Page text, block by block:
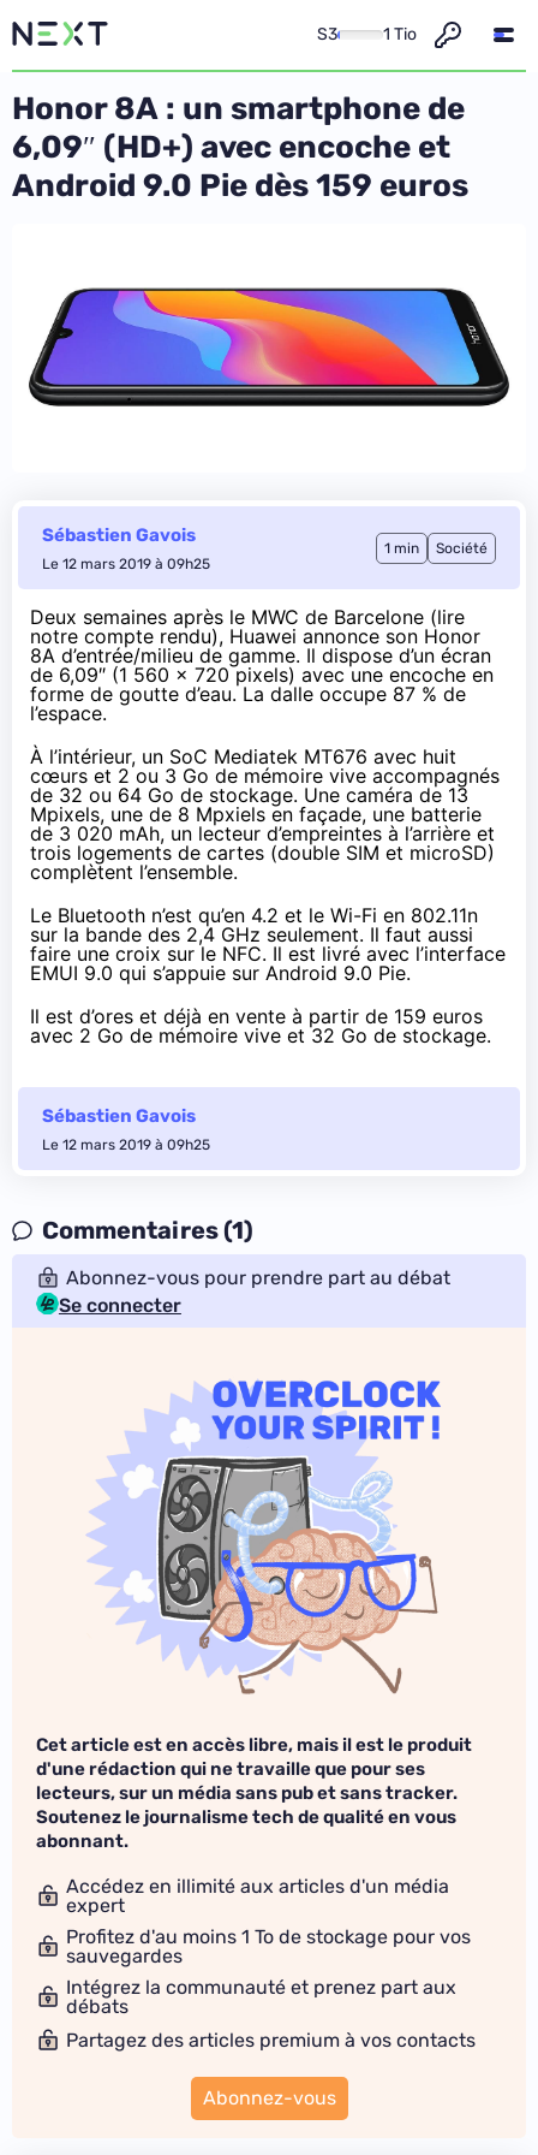
S3 1 Tio
Honor 8A : un smartphone de
6,09″ (HD+) avec encoche et
Android 9.0 Pie dès 159 euros
Sébastien Gavois
Le 12 mars 2019 à 09h25
1 min Société
Deux semaines après le MWC de Barcelone (lire
notre compte rendu), Huawei annonce son Honor
8A d’entrée/milieu de gamme. Il dispose d’un écran
de 6,09″ (1 560 x 720 pixels) avec une encoche en
forme de goutte d’eau. La dalle occupe 87 % de
l’espace.
À l’intérieur, un SoC Mediatek MT676 avec huit
cœurs et 2 ou 3 Go de mémoire vive accompagnés
de 32 ou 64 Go de stockage. Une caméra de 13
Mpixels, une de 8 Mpxiels en façade, une batterie
de 3 020 mAh, un lecteur d’empreintes à l’arrière et
trois logements de cartes (double SIM et microSD)
complètent l’ensemble.
Le Bluetooth n’est qu’en 4.2 et le Wi-Fi en 802.11n
sur la bande des 2,4 GHz seulement. Il faut aussi
faire une croix sur le NFC. Il est livré avec l’interface
EMUI 9.0 qui s’appuie sur Android 9.0 Pie.
Il est d’ores et déjà en vente à partir de 159 euros
avec 2 Go de mémoire vive et 32 Go de stockage.
Sébastien Gavois
Le 12 mars 2019 à 09h25
Commentaires (1)
Abonnez-vous pour prendre part au débat
Se connecter
Cet article est en accès libre, mais il est le produit
d'une rédaction qui ne travaille que pour ses
lecteurs, sur un média sans pub et sans tracker.
Soutenez le journalisme tech de qualité en vous
abonnant.
Accédez en illimité aux articles d'un média
expert
Profitez d'au moins 1 To de stockage pour vos
sauvegardes
Intégrez la communauté et prenez part aux
débats
Partagez des articles premium à vos contacts
Abonnez-vous